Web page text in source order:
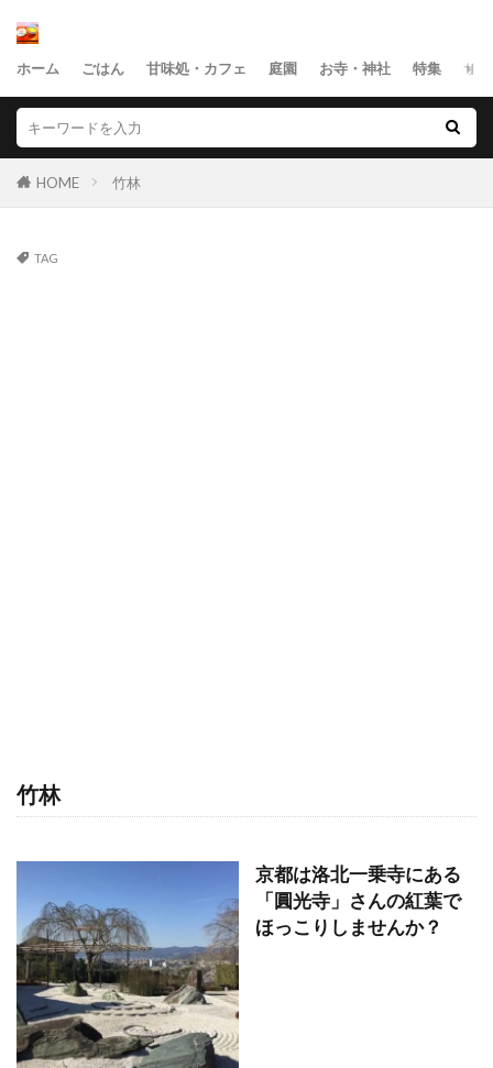
ホーム ごはん 甘味処・カフェ 庭園 お寺・神社 特集 サ
HOME 竹林
TAG
竹林
京都は洛北一乗寺にある
「圓光寺」さんの紅葉で
ほっこりしませんか？